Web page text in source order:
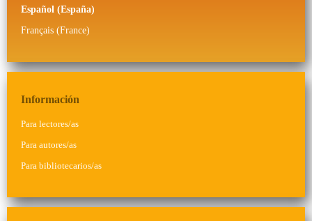
Español (España)
Français (France)
Información
Para lectores/as
Para autores/as
Para bibliotecarios/as